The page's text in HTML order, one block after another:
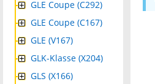
GLE Coupe (C292)
GLE Coupe (C167)
GLE (V167)
GLK-Klasse (X204)
GLS (X166)